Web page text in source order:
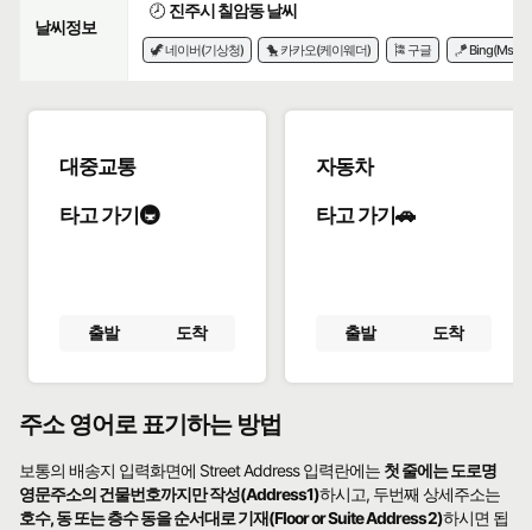
날씨정보
🕗 진주시 칠암동 날씨
🦖 네이버(기상청) 🐤 카카오(케이웨더) 🎏 구글 🪁 Bing(Msn)
대중교통
타고 가기🚇
출발 도착
자동차
타고 가기🚗
출발 도착
주소 영어로 표기하는 방법
보통의 배송지 입력화면에 Street Address 입력란에는 첫 줄에는 도로명
영문주소의 건물번호까지만 작성(Address1)하시고, 두번째 상세주소는
호수, 동 또는 층수 동을 순서대로 기재(Floor or Suite Address2)하시면 됩